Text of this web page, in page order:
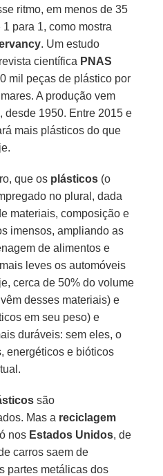
ritmo, em menos de 35
para 1, como mostra
. Um estudo
científica PNAS
mil peças de plástico por
A produção vem
desde 1950. Entre 2015 e
mais plásticos do que
que os plásticos (o
no plural, dada
materiais, composição e
imensos, ampliando as
de alimentos e
leves os automóveis
cerca de 50% do volume
desses materiais) e
em seu peso) e
duráveis: sem eles, o
energéticos e bióticos
são
Mas a reciclagem
nos Estados Unidos, de
carros saem de
partes metálicas dos